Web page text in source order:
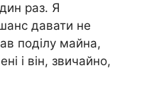
раз. Я
давати не
поділу майна,
і він, звичайно,